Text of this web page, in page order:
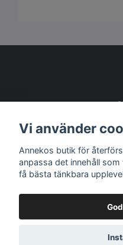
Detta är en webbsida för
Sociala medier
© 2026 B2B
Vi använder
Annekos butik för
anpassa det innehåll
få bästa tänkbara